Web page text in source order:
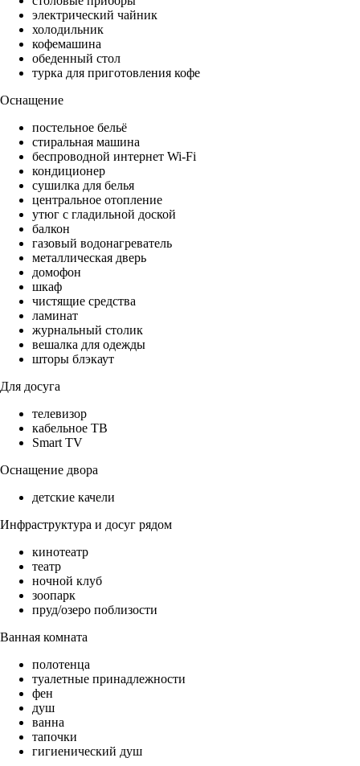
электрический чайник
холодильник
кофемашина
обеденный стол
турка для приготовления кофе
Оснащение
постельное бельё
стиральная машина
беспроводной интернет Wi-Fi
кондиционер
сушилка для белья
центральное отопление
утюг с гладильной доской
балкон
газовый водонагреватель
металлическая дверь
домофон
шкаф
чистящие средства
ламинат
журнальный столик
вешалка для одежды
шторы блэкаут
Для досуга
телевизор
кабельное ТВ
Smart TV
Оснащение двора
детские качели
Инфраструктура и досуг рядом
кинотеатр
театр
ночной клуб
зоопарк
пруд/озеро поблизости
Ванная комната
полотенца
туалетные принадлежности
фен
душ
ванна
тапочки
гигиенический душ